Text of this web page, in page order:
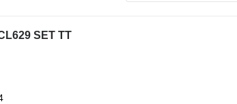
SET TT